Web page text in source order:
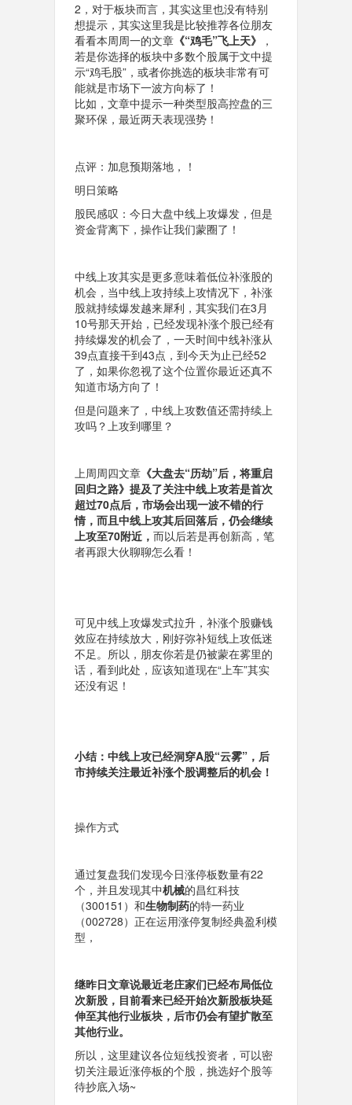
2，对于板块而言，其实这里也没有特别
想提示，其实这里我是比较推荐各位朋友
看看本周周一的文章《“鸡毛”飞上天》
，
若是你选择的板块中多数个股属于文中提
示“鸡毛股”，或者你挑选的板块非常有可
能就是市场下一波方向标了！
比如，文章中提示一种类型股高控盘的三
聚环保，最近两天表现强势！
点评：加息预期落地，！
明日策略
股民感叹：今日大盘中线上攻爆发，但是
资金背离下，操作让我们蒙圈了！
中线上攻其实是更多意味着低位补涨股的
机会，当中线上攻持续上攻情况下，补涨
股就持续爆发越来犀利，其实我们在3月
10号那天开始，已经发现补涨个股已经有
持续爆发的机会了，一天时间中线补涨从
39点直接干到43点，到今天为止已经52
了，如果你忽视了这个位置你最近还真不
知道市场方向了！
但是问题来了，中线上攻数值还需持续上
攻吗？上攻到哪里？
上周周四文章《大盘去“历劫”后，将重启
回归之路》 提及了关注中线上攻若是首次
超过70点后，市场会出现一波不错的行
情，而且中线上攻其后回落后，仍会继续
上攻至70附近， 而以后若是再创新高，笔
者再跟大伙聊聊怎么看！
可见中线上攻爆发式拉升，补涨个股赚钱
效应在持续放大，刚好弥补短线上攻低迷
不足。所以，朋友你若是仍被蒙在雾里的
话，看到此处，应该知道现在“上车”其实
还没有迟！
小结： 中线上攻已经洞穿A股“云雾”，后
市持续关注最近补涨个股调整后的机会！
操作方式
通过复盘我们发现今日涨停板数量有22
个，并且发现其中机械的昌红科技
（300151）和生物制药的特一药业
（002728）正在运用涨停复制经典盈利模
型，
继昨日文章说最近老庄家们已经布局低位
次新股，目前看来已经开始次新股板块延
伸至其他行业板块，后市仍会有望扩散至
其他行业。
所以，这里建议各位短线投资者，可以密
切关注最近涨停板的个股，挑选好个股等
待抄底入场~